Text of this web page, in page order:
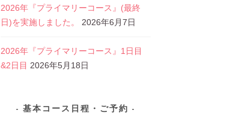
2026年『プライマリーコース』(最終
日)を実施しました。
2026年6月7日
2026年『プライマリーコース』1日目
&2日目 2026年5月18日
基本コース日程・ご予約